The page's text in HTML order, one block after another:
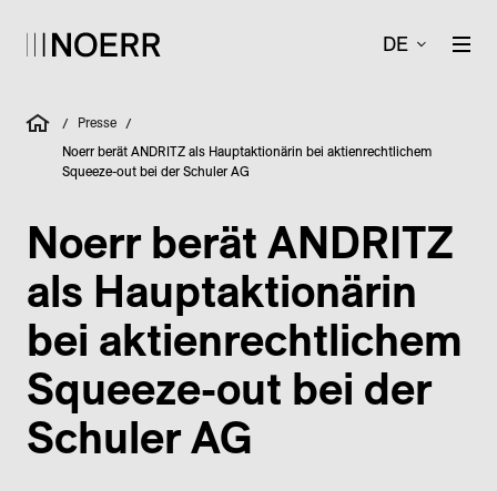
DE
/ Presse /
Noerr berät ANDRITZ als Hauptaktionärin bei aktienrechtlichem
Squeeze-out bei der Schuler AG
Noerr berät ANDRITZ
als Hauptaktionärin
bei aktienrechtlichem
Squeeze-out bei der
Schuler AG